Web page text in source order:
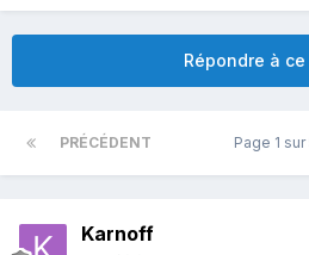
Répondre à
PRÉCÉDENT Page 1 sur
Karnoff